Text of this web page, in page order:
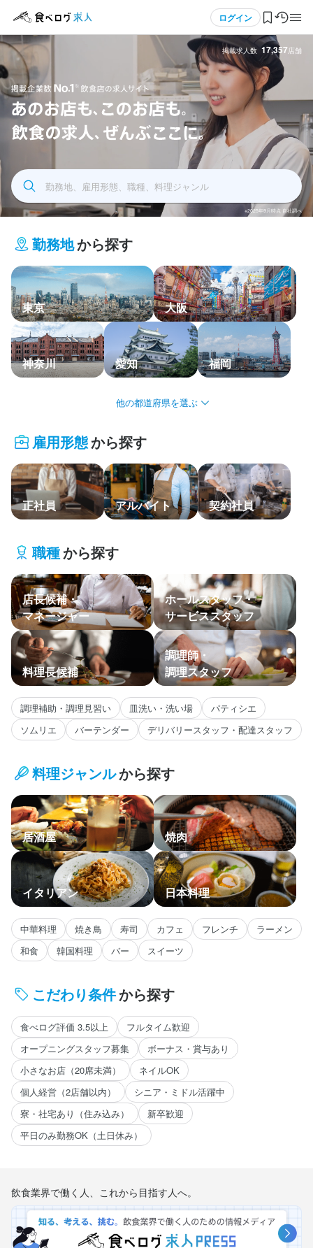
ログイン
ログイン・無料会員登録
食べログ求人TOP
マイページ管理
閲覧履歴
気になる求人
検索履歴・保存した条件
応募履歴
WEB履歴書
掲載をご検討の店舗様へ
食べログ求人PRESS
プライバシーポリシー
利用規約
企業情報
掲載求人数 17,357店舗
飲食求人掲載企業数No.1 飲食店の求人サイト あの
勤務地、雇用形態、職種、料理ジャンル
※2025年9月時点 自社調べ
勤務地から探す
東京 大阪
神奈川 愛知 福岡
関東
中部・北陸
関西
中国・四国
九州・沖縄
主要エリア
雇用形態から探す
正社員 アルバイト 契約社員
職種から探す
店長候補・
マネージャー
ホールスタッフ・
サービススタッフ
料理長候補
調理師・
調理スタッフ
調理補助・調理見習い 皿洗い・洗い場
パティシエ
ソムリエ
バーテンダー デリバリースタッフ・配達スタッフ
料理ジャンルから探す
居酒屋 焼肉
イタリアン 日本料理
中華料理 焼き鳥 寿司 カフェ フレンチ
ラーメン
和食
韓国料理 バー スイーツ
こだわり条件から探す
食べログ評価 3.5以上
フルタイム歓迎
オープニングスタッフ募集
ボーナス・賞与あり
小さなお店（20席未満）
ネイルOK
個人経営（2店舗以内）
シニア・ミドル活躍中
寮・社宅あり（住み込み）
新卒歓迎
平日のみ勤務OK（土日休み）
飲食業界で働く人、これから目指す人へ。